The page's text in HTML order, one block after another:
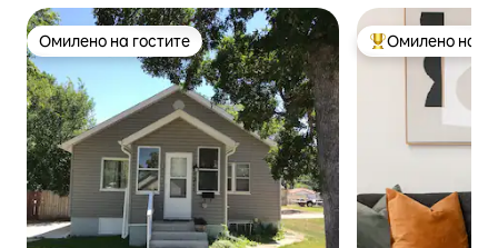
Омилено на гостите
Омилено на гостите Меѓу
Омилено на